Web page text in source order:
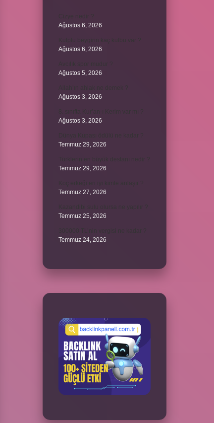
Ağustos 6, 2026
Ağustos 6, 2026
Ağustos 5, 2026
Ağustos 3, 2026
Ağustos 3, 2026
Temmuz 29, 2026
Temmuz 29, 2026
Temmuz 27, 2026
Temmuz 25, 2026
Temmuz 24, 2026